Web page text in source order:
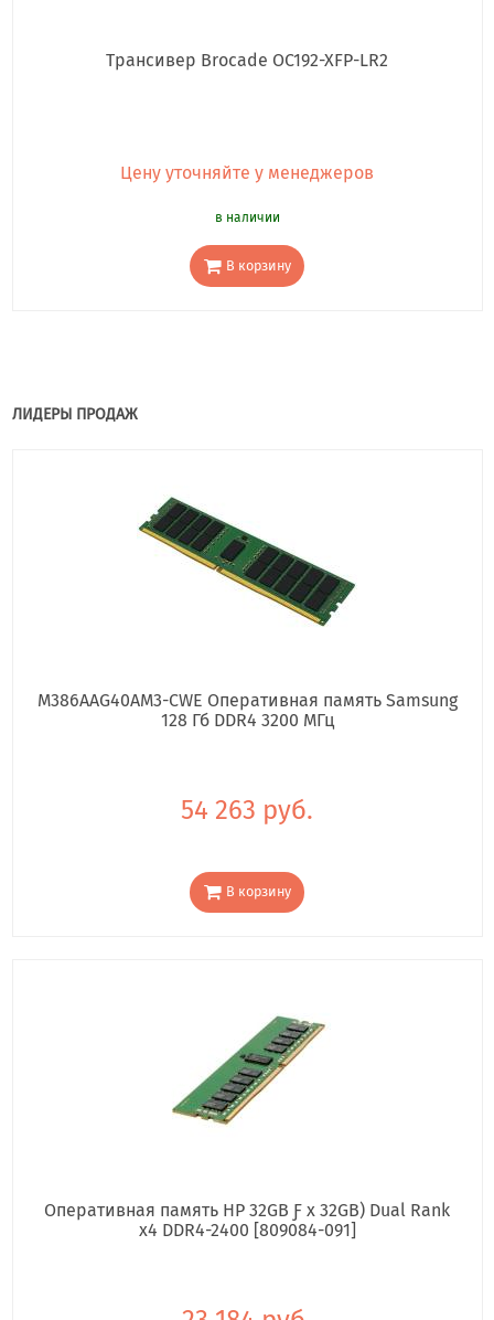
Трансивер Brocade OC192-XFP-LR2
Цену уточняйте у менеджеров
в наличии
В корзину
ЛИДЕРЫ ПРОДАЖ
M386AAG40AM3-CWE Оперативная память Samsung
128 Гб DDR4 3200 МГц
54 263 руб.
В корзину
Оперативная память HP 32GB Ƒ x 32GB) Dual Rank
x4 DDR4-2400 [809084-091]